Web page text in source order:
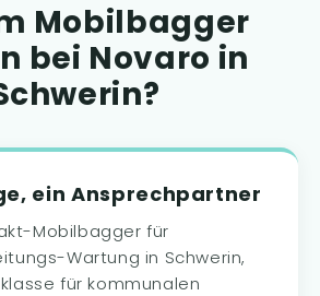
Mobilbagger
bei Novaro in
ein Ansprechpartner
Mobilbagger für
Wartung in Schwerin,
für kommunalen